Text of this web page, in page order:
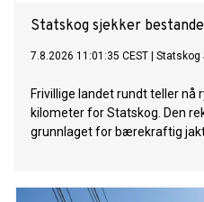
Statskog sjekker
7.8.2026 11:01:35 CEST Statskog
Frivillige landet rundt teller nå
kilometer for Statskog. Den
grunnlaget for bærekraftig